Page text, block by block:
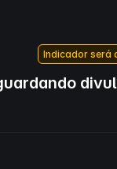
Indicador será